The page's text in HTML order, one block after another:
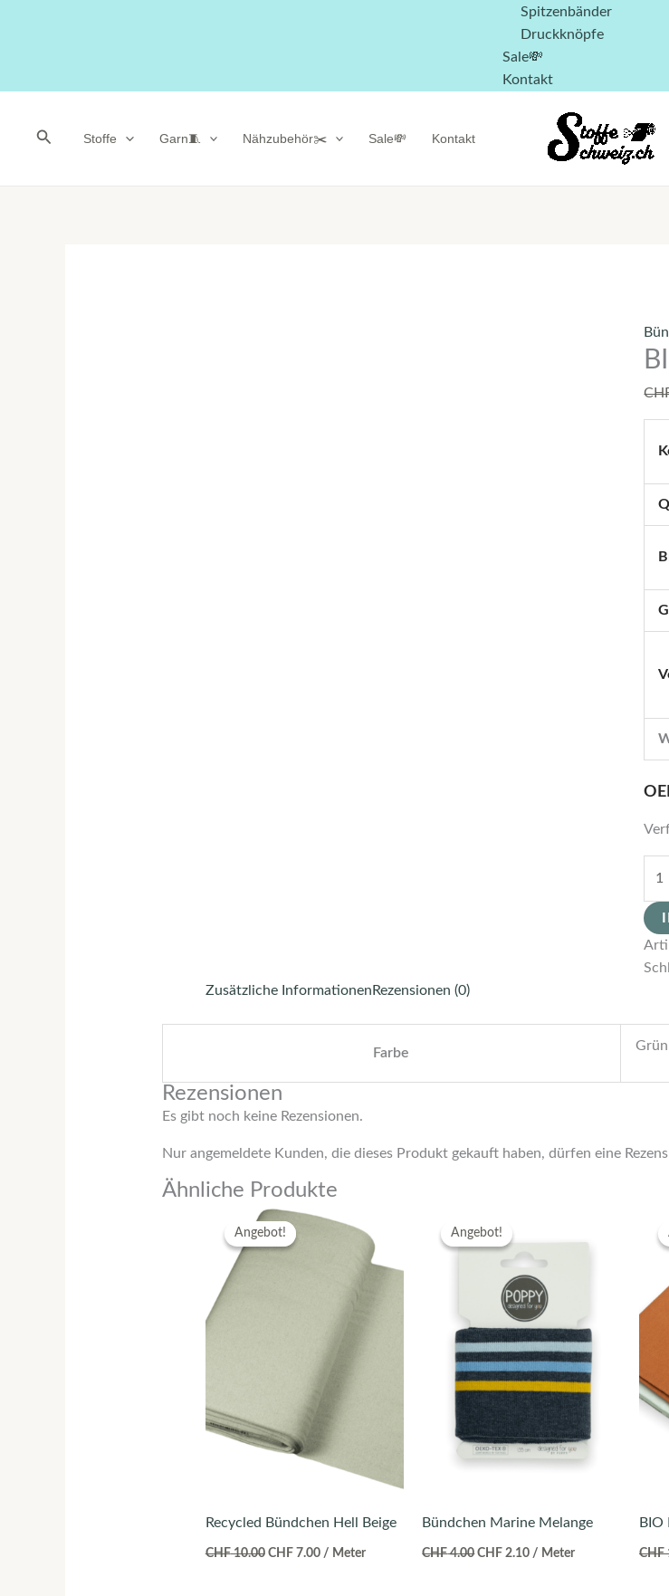
Spitzenbänder
Druckknöpfe
Sale💸
Kontakt
SuchenStoffe Garn🧵 Nähzubehör✂️ Sale💸 Kontakt
Zusätzliche Informationen Rezensionen (0)
Farbe Grün
Rezensionen
Es gibt noch keine Rezensionen.
Nur angemeldete Kunden, die dieses Produkt gekauft haben, dürfen eine
Ähnliche Produkte
Angebot!
Angebot!
Recycled Bündchen Hell Beige
CHF10.00
Ursprünglicher
Preis
war:
CHF7.00
Preis
CHF 7.00.
/ Meter
Angebot!
Angebot!
Bündchen Marine Melange
CHF4.00
Preis
CHF 4.00
CHF 2.10
ist:
CHF 2.10.
/ Meter
BIO
CHF